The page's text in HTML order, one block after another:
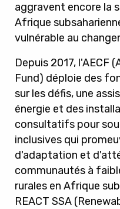
aggravent encore la
Afrique
vulnérable au
Depuis 2017, l'AECF
Fund) déploie des
sur les défis, une
énergie et des
consultatifs pour
inclusives qui
d'adaptation et
communautés à
rurales en Afrique
REACT SSA